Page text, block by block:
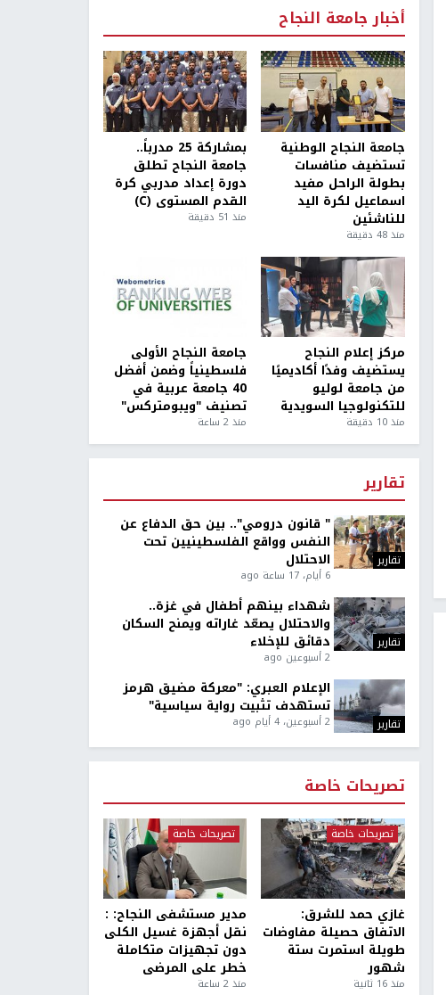
أخبار جامعة النجاح
جامعة النجاح الوطنية
تستضيف منافسات
بطولة الراحل مفيد
اسماعيل لكرة اليد
للناشئين
منذ 48 دقيقة
بمشاركة 25 مدرباً..
جامعة النجاح تطلق
دورة إعداد مدربي كرة
القدم المستوى (C)
منذ 51 دقيقة
مركز إعلام النجاح
يستضيف وفدًا أكاديميًا
من جامعة لوليو
للتكنولوجيا السويدية
منذ 10 دقيقة
جامعة النجاح الأولى
فلسطينياً وضمن أفضل
40 جامعة عربية في
تصنيف "ويبومتركس"
منذ 2 ساعة
تقارير
تقارير
" قانون درومي".. بين حق الدفاع عن
النفس وواقع الفلسطينيين تحت
الاحتلال
6 أيام، 17 ساعة ago
تقارير
شهداء بينهم أطفال في غزة..
والاحتلال يصعّد غاراته ويمنح السكان
دقائق للإخلاء
2 أسبوعين ago
تقارير
الإعلام العبري: "معركة مضيق هرمز
تستهدف تثبيت رواية سياسية"
2 أسبوعين، 4 أيام ago
تصريحات خاصة
تصريحات خاصة
غازي حمد للشرق:
الاتفاق حصيلة مفاوضات
طويلة استمرت ستة
شهور
منذ 16 ثانية
تصريحات خاصة
مدير مستشفى النجاح: :
نقل أجهزة غسيل الكلى
دون تجهيزات متكاملة
خطر على المرضى
منذ 2 ساعة